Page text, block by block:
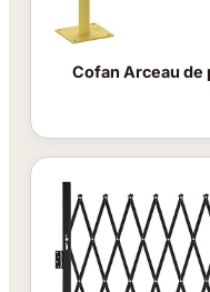
Cofan Arceau de